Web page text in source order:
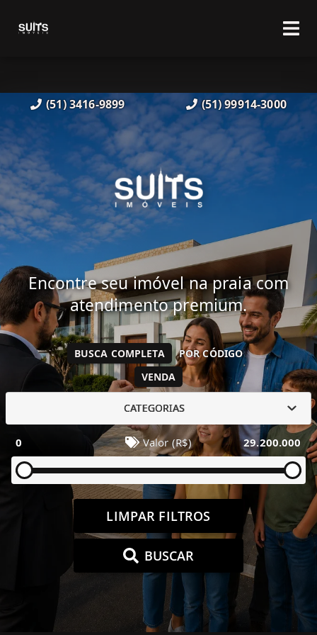
(51) 3416-9899 (51) 99914-3000
Encontre seu imóvel na praia com
atendimento premium.
VENDA
BUSCA COMPLETA POR CÓDIGO
CATEGORIAS
0 Valor (R$) 29.200.000
LIMPAR FILTROS
BUSCAR